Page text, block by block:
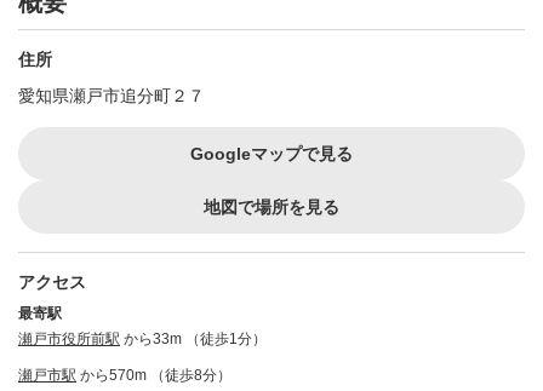
住所
愛知県瀬戸市追分町２７
Googleマップで見る
地図で場所を見る
アクセス
最寄駅
瀬戸市役所前駅 から33m （徒歩1分）
瀬戸市駅 から570m （徒歩8分）